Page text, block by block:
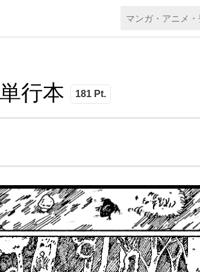
行本 181 Pt.